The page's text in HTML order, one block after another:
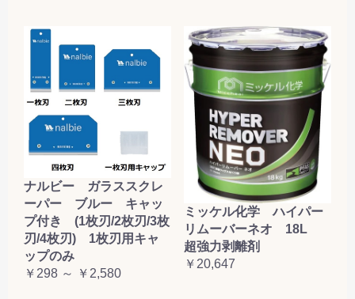
ナルビー ガラススクレ
ーパー ブルー キャッ
プ付き (1枚刃/2枚刃/3枚
刃/4枚刃) 1枚刃用キャ
ップのみ
￥298 ～ ￥2,580
ミッケル化学 ハイパー
リムーバーネオ 18L
超強力剥離剤
￥20,647